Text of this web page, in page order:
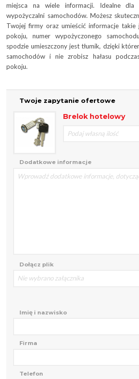
miejsca na wiele informacji. Idealne dla
wypożyczalni samochodów. Możesz
Twojej firmy oraz umieścić informacje takie
pokoju, numer wypożyczonego
spodzie umieszczony jest tłumik, dzięki
samochodów i nie zrobisz hałasu
pokoju.
Twoje zapytanie ofertowe
Brelok hotelowy
Dodatkowe informacje
Dołącz plik
Nie wybrano załącznika
Imię i nazwisko
Firma
Telefon